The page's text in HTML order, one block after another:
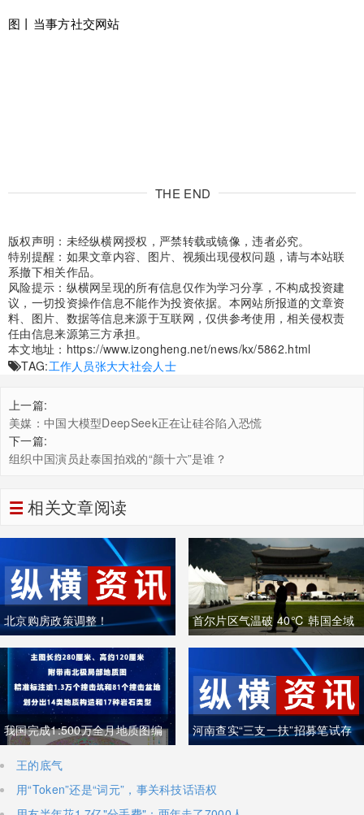
图丨当事方社交网站
THE END
版权声明：未经纵横网授权，严禁转载或镜像，违者必究。
特别提醒：如果文章内容、图片、视频出现侵权问题，请与本站联
系撤下相关作品。
风险提示：纵横网呈现的所有信息仅作为学习分享，不构成投资建
议，一切投资操作信息不能作为投资依据。本网站所报道的文章资
料、图片、数据等信息来源于互联网，仅供参考使用，相关侵权责
任由信息来源第三方承担。
本文地址： https://www.izongheng.net/news/kx/5862.html
TAG:工作人员张大大社会人士
上一篇:
美媒：中国大模型DeepSeek正在让硅谷陷入恐慌
下一篇:
组织中国演员赴泰国拍戏的“颜十六”是谁？
相关文章阅读
北京购房政策调整！
首尔片区气温破 40℃ 韩国全域
重度高温致多人中暑遇难
我国完成1:500万全月地质图编
制 三大创新重塑月球地质认知体
河南查实“三支一扶”招募笔试存
王的底气
用“Token”还是“词元”，事关科技话语权